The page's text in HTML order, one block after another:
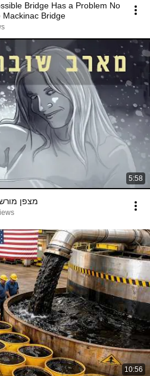
Bridge Has a Problem No
Solve | The Mackinac Bridge
5:58
מצפן
10:56